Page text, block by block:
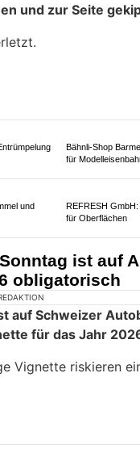
und zur Seite
Bähnli-Shop
und
REFRESH GmbH:
für Oberflächen
ist auf
für das Jahr